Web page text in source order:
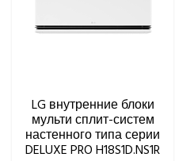
LG внутренние блоки
мульти сплит-систем
настенного типа серии
DELUXE PRO H18S1D.NS1R